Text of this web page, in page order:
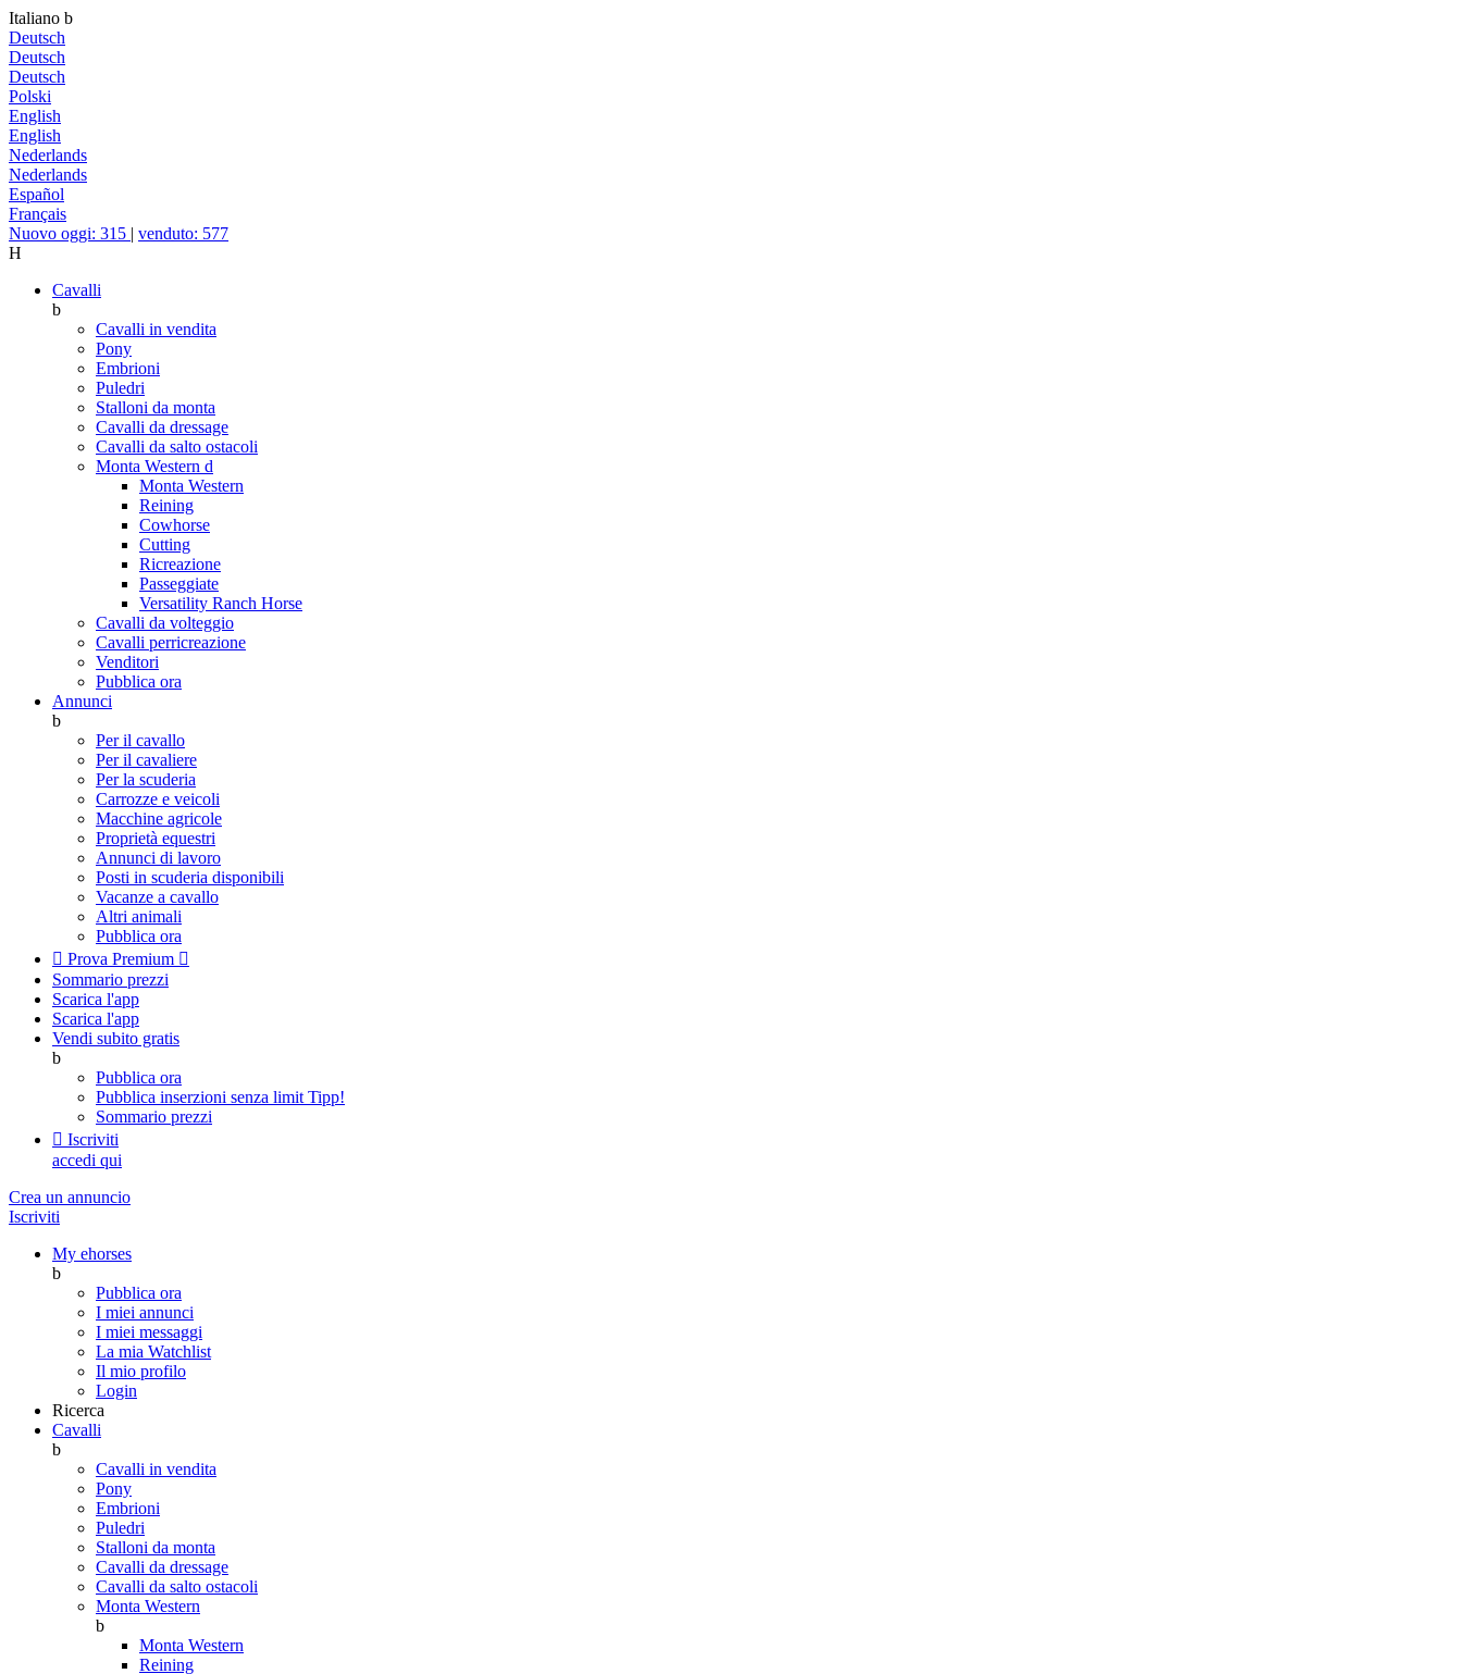
Italiano b
Deutsch
Deutsch
Deutsch
Polski
English
English
Nederlands
Nederlands
Español
Français
Nuovo oggi: 315 | venduto: 577
H
Cavalli
b
Cavalli in vendita
Pony
Embrioni
Puledri
Stalloni da monta
Cavalli da dressage
Cavalli da salto ostacoli
Monta Western d
Monta Western
Reining
Cowhorse
Cutting
Ricreazione
Passeggiate
Versatility Ranch Horse
Cavalli da volteggio
Cavalli perricreazione
Venditori
Pubblica ora
Annunci
b
Per il cavallo
Per il cavaliere
Per la scuderia
Carrozze e veicoli
Macchine agricole
Proprietà equestri
Annunci di lavoro
Posti in scuderia disponibili
Vacanze a cavallo
Altri animali
Pubblica ora
 Prova Premium 
Sommario prezzi
Scarica l'app
Scarica l'app
Vendi subito gratis
b
Pubblica ora
Pubblica inserzioni senza limit Tipp!
Sommario prezzi
 Iscriviti
accedi qui
Crea un annuncio
Iscriviti
My ehorses
b
Pubblica ora
I miei annunci
I miei messaggi
La mia Watchlist
Il mio profilo
Login
Ricerca
Cavalli
b
Cavalli in vendita
Pony
Embrioni
Puledri
Stalloni da monta
Cavalli da dressage
Cavalli da salto ostacoli
Monta Western
b
Monta Western
Reining